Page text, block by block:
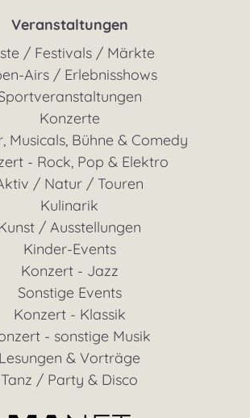
Veranstaltungen
/ Festivals / Märkte
Airs / Erlebnisshows
Konzerte
Musicals, Bühne & Comedy
- Rock, Pop & Elektro
/ Natur / Touren
Kulinarik
/ Ausstellungen
Kinder-Events
Konzert - Jazz
Sonstige Events
Konzert - Klassik
- sonstige Musik
Lesungen & Vorträge
Tanz / Party & Disco